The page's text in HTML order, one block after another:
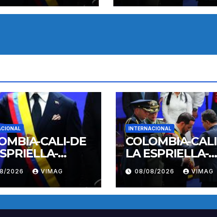
CALI-DE
DE POSESION
2026 VIMAG
INTERNACIONAL
COLOMBIA-
LA ESPRIELLA-
TOMA DE
08/08/2026 VIMAG